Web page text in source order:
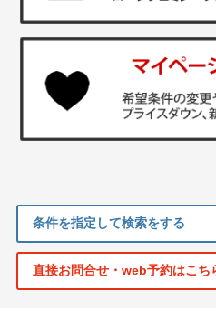
条件を指定して検索をする
直接お問合せ・web予約はこち